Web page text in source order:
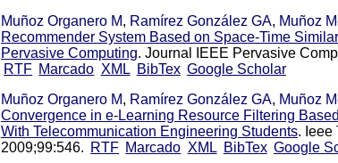
Muñoz Organero M, Ramírez González GA, Muñoz
Recommender System Based on Space-Time
Pervasive Computing. Journal IEEE Pervasive
RTF Marcado XML BibTex Google Scholar
Muñoz Organero M, Ramírez González GA, Muñoz
Convergence in e-Learning Resource Filtering
With Telecommunication Engineering Students. Ieee
2009;99:546. RTF Marcado XML BibTex Google